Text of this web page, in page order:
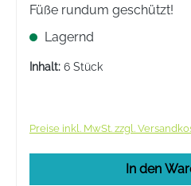
Füße rundum geschützt!
Lagernd
Inhalt: 6 Stück
Preise inkl. MwSt. zzgl.
In den